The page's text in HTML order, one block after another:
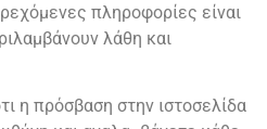
πληροφορίες είναι
λάθη και
η πρόσβαση στην ιστοσελίδα